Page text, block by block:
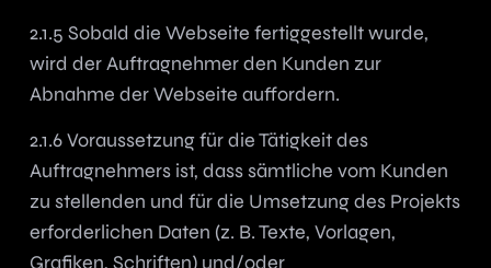
2.1.5 Sobald die Webseite fertiggestellt wurde,
wird der Auftragnehmer den Kunden zur
Abnahme der Webseite auffordern.
2.1.6 Voraussetzung für die Tätigkeit des
Auftragnehmers ist, dass sämtliche vom Kunden
zu stellenden und für die Umsetzung des Projekts
erforderlichen Daten (z. B. Texte, Vorlagen,
Grafiken, Schriften) und/oder